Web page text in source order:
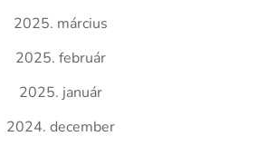
2025. március
2025. február
2025. január
2024. december